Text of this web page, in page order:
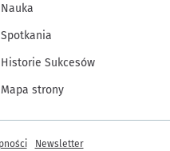
Nauka
Spotkania
Historie Sukcesów
Mapa strony
Newsletter